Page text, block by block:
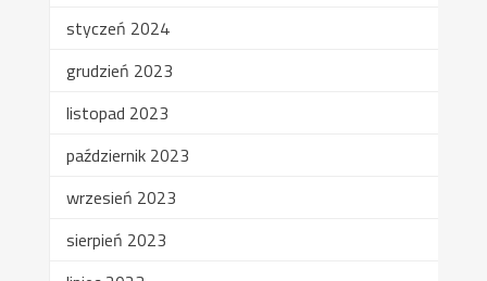
styczeń 2024
grudzień 2023
listopad 2023
październik 2023
wrzesień 2023
sierpień 2023